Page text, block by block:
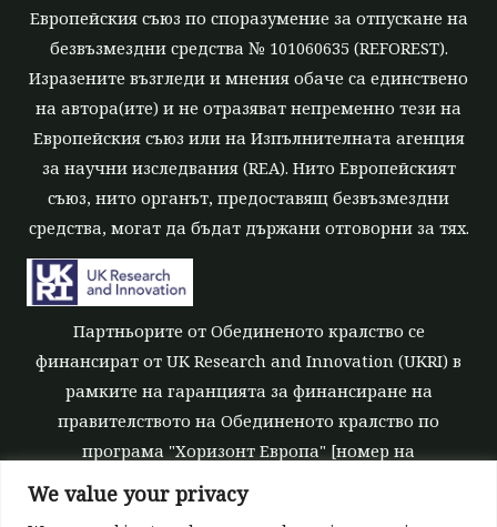
We value your privacy
Европейския съюз по споразумение за отпускане на
безвъзмездни средства № 101060635 (REFOREST).
Изразените възгледи и мнения обаче са единствено
на автора(ите) и не отразяват непременно тези на
Европейския съюз или на Изпълнителната агенция
за научни изследвания (REA). Нито Европейският
съюз, нито органът, предоставящ безвъзмездни
средства, могат да бъдат държани отговорни за тях.
Партньорите от Обединеното кралство се
финансират от UK Research and Innovation (UKRI) в
рамките на гаранцията за финансиране на
правителството на Обединеното кралство по
програма "Хоризонт Европа" [номер на
безвъзмездните средства 10039700].